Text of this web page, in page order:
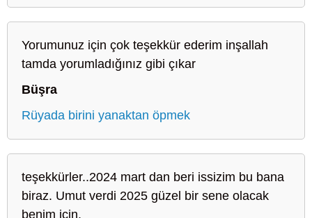
Yorumunuz için çok teşekkür ederim inşallah
tamda yorumladığınız gibi çıkar
Büşra
Rüyada birini yanaktan öpmek
teşekkürler..2024 mart dan beri issizim bu bana
biraz. Umut verdi 2025 güzel bir sene olacak
benim için.